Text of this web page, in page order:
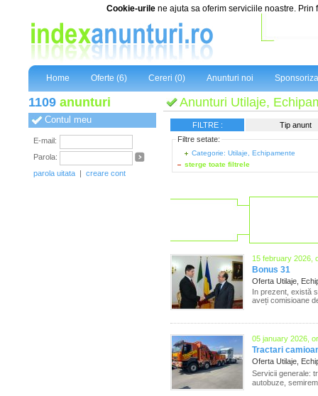
Cookie-urile ne ajuta sa oferim serviciile noastre.
Home Oferte (6) Cereri (0) Anunturi noi
1109 anunturi
Contul meu
E-mail:
Parola:
parola uitata | creare cont
Anunturi Utilaje,
FILTRE :
Tip anunt
Filtre setate:
Categorie: Utilaje, Echipamente
sterge toate filtrele
15 february 2026,
Bonus 31
Oferta Utilaje,
In prezent, există
aveți comisioane
05 january 2026,
Tractari
Oferta Utilaje,
Servicii generale:
autobuze,